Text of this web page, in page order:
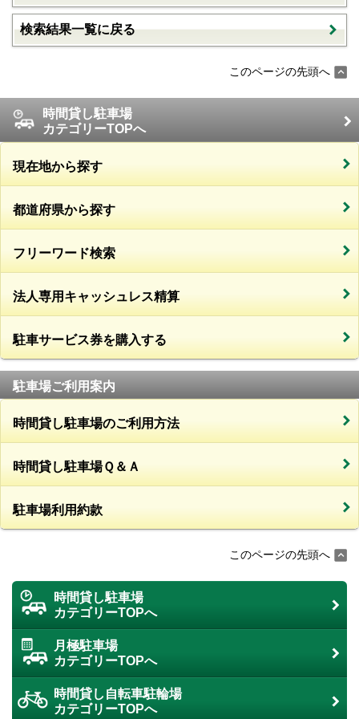
検索結果一覧に戻る
このページの先頭へ
時間貸し駐車場
カテゴリーTOPへ
現在地から探す
都道府県から探す
フリーワード検索
法人専用キャッシュレス精算
駐車サービス券を購入する
駐車場ご利用案内
時間貸し駐車場のご利用方法
時間貸し駐車場Ｑ＆Ａ
駐車場利用約款
このページの先頭へ
時間貸し駐車場
カテゴリーTOPへ
月極駐車場
カテゴリーTOPへ
時間貸し自転車駐輪場
カテゴリーTOPへ